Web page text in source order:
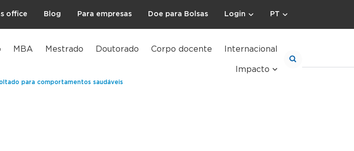
office Blog Para empresas Doe para Bolsas Login PT
MBA Mestrado Doutorado Corpo docente Internacional
Impacto
para comportamentos saudáveis